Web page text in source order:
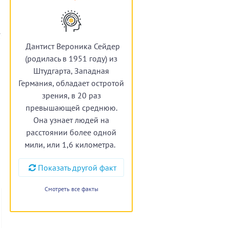
Дантист Вероника Сейдер
(родилась в 1951 году) из
Штудгарта, Западная
Германия, обладает остротой
зрения, в 20 раз
превышающей среднюю.
Она узнает людей на
расстоянии более одной
мили, или 1,6 километра.
Показать другой факт
Смотреть все факты